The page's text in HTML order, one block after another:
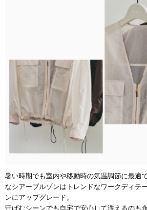
暑い時期でも室内や移動時の気温調節に最適
なシアーブルゾンはトレンドなワークディテ
ンにアップグレード。
汗ばむシーンでも自宅で安心して洗えるのも